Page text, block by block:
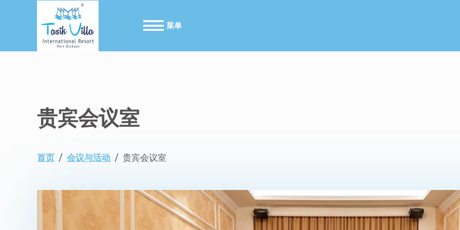
菜单
贵宾会议室
首页 / 会议与活动 / 贵宾会议室